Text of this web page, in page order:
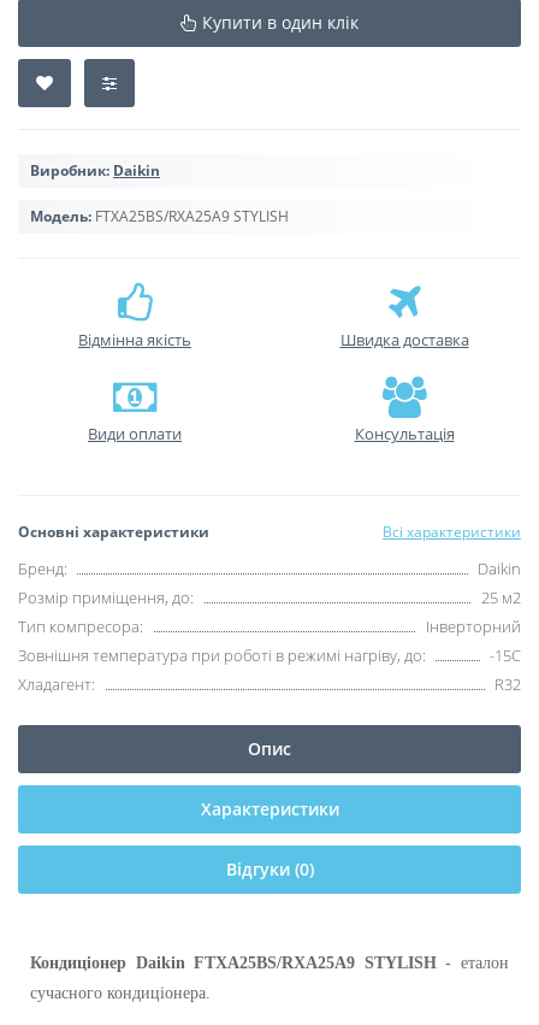
Купити в один клік
Виробник: Daikin
Модель: FTXA25BS/RXA25A9 STYLISH
Відмінна якість Швидка доставка
Види оплати Консультація
Основні характеристики Всі характеристики
Бренд:
Daikin
Розмір приміщення, до:
25 м2
Тип компресора:
Інверторний
Зовнішня температура при роботі в режимі нагріву, до:
-15С
Хладагент:
R32
Опис
Характеристики
Відгуки (0)
Кондиціонер Daikin FTXA25BS/RXA25A9 STYLISH - еталон
сучасного кондиціонера.